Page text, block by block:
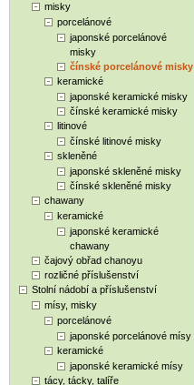
misky
porcelánové
japonské porcelánové
misky
čínské porcelánové misky
keramické
japonské keramické misky
čínské keramické misky
litinové
čínské litinové misky
skleněné
japonské skleněné misky
čínské skleněné misky
chawany
keramické
japonské keramické
chawany
čajový obřad chanoyu
rozličné příslušenství
Stolní nádobí a příslušenství
mísy, misky
porcelánové
japonské porcelánové mísy
keramické
japonské keramické mísy
tácy, tácky, talíře